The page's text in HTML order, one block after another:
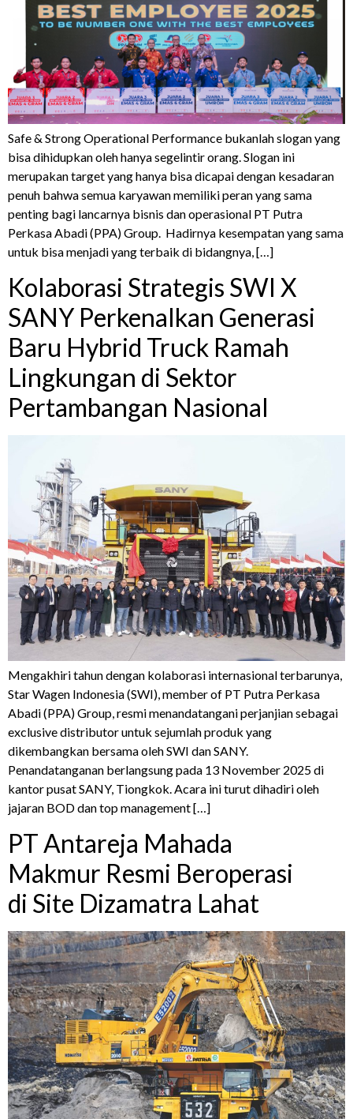
Safe & Strong Operational Performance bukanlah slogan yang
bisa dihidupkan oleh hanya segelintir orang. Slogan ini
merupakan target yang hanya bisa dicapai dengan kesadaran
penuh bahwa semua karyawan memiliki peran yang sama
penting bagi lancarnya bisnis dan operasional PT Putra
Perkasa Abadi (PPA) Group. Hadirnya kesempatan yang sama
untuk bisa menjadi yang terbaik di bidangnya, […]
Kolaborasi Strategis SWI X
SANY Perkenalkan Generasi
Baru Hybrid Truck Ramah
Lingkungan di Sektor
Pertambangan Nasional
Mengakhiri tahun dengan kolaborasi internasional terbarunya,
Star Wagen Indonesia (SWI), member of PT Putra Perkasa
Abadi (PPA) Group, resmi menandatangani perjanjian sebagai
exclusive distributor untuk sejumlah produk yang
dikembangkan bersama oleh SWI dan SANY.
Penandatanganan berlangsung pada 13 November 2025 di
kantor pusat SANY, Tiongkok. Acara ini turut dihadiri oleh
jajaran BOD dan top management […]
PT Antareja Mahada
Makmur Resmi Beroperasi
di Site Dizamatra Lahat